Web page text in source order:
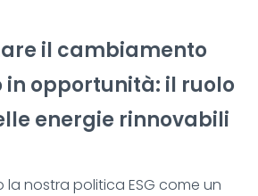
il cambiamento
opportunità: il ruolo
energie rinnovabili
la nostra politica ESG come un